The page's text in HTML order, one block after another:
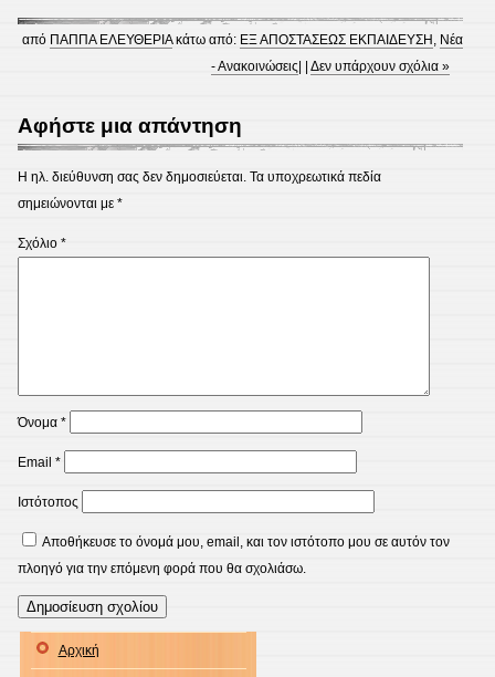
από ΠΑΠΠΑ ΕΛΕΥΘΕΡΙΑκάτω από: ΕΞ ΑΠΟΣΤΑΣΕΩΣ ΕΚΠΑΙΔΕΥΣΗ , Νέα
- Ανακοινώσεις | |Δεν υπάρχουν σχόλια »
Αφήστε μια απάντηση
Η ηλ. διεύθυνση σας δεν δημοσιεύεται. Τα υποχρεωτικά πεδία
σημειώνονται με *
Σχόλιο *
Όνομα *
Email *
Ιστότοπος
Αποθήκευσε το όνομά μου, email, και τον ιστότοπο μου σε αυτόν τον
πλοηγό για την επόμενη φορά που θα σχολιάσω.
Αρχική